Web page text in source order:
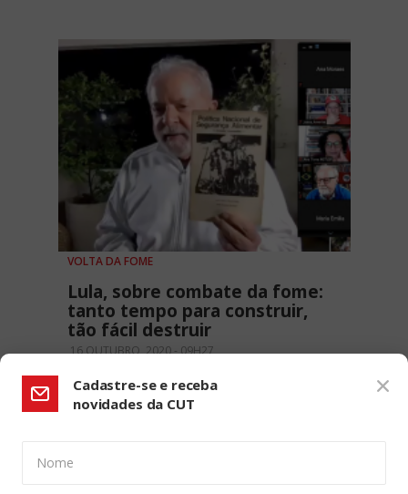
VOLTA DA FOME
Lula, sobre combate da fome:
tanto tempo para construir,
tão fácil destruir
16 OUTUBRO, 2020 - 09H27
Cadastre-se e receba
novidades da CUT
Nome